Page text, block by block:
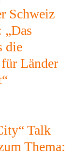
Schweiz
„Das
die
Länder
Talk
Thema: